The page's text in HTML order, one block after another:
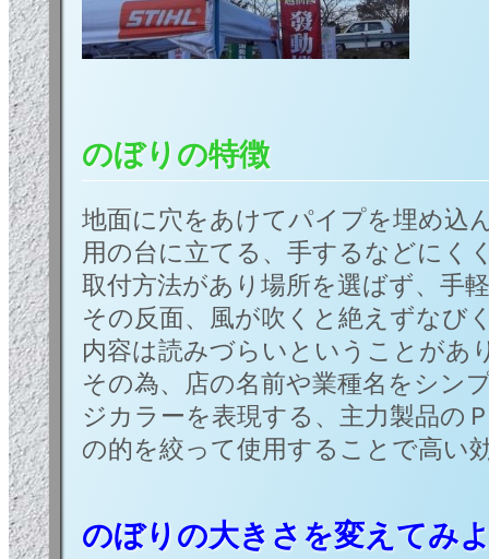
のぼりの特徴
地面に穴をあけてパイプを埋め込
用の台に立てる、手するなどにく
取付方法があり場所を選ばず、手
その反面、風が吹くと絶えずなび
内容は読みづらいということがあ
その為、店の名前や業種名をシン
ジカラーを表現する、主力製品の
の的を絞って使用することで高い
のぼりの大きさを変えてみ